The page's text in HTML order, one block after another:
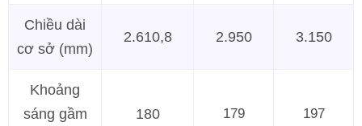
Chiều dài
cơ sở (mm)
2.610,8 2.950 3.150
Khoảng
sáng gầm
180 179 197